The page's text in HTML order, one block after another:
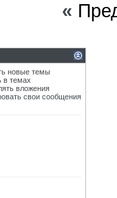
«
новые темы
в темах
вложения
свои сообщения